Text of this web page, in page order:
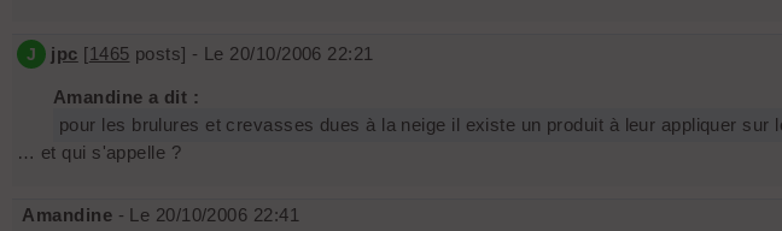
J jpc [1465 posts] - Le 20/10/2006 22:21
Amandine a dit :
pour les brulures et crevasses dues à la neige il existe un produit à leur appliquer sur
… et qui s'appelle ?
Amandine - Le 20/10/2006 22:41